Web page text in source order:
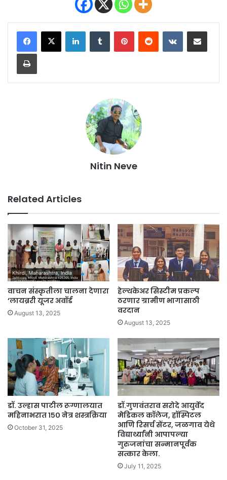
LinkedInTumblr PinterestReddit VKontakteShare via Email
Print
Nitin Neve
Related Articles
वाचन संस्कृतीला चालना देणारा
‘लायब्ररी यूजर अवॉर्ड
August 13, 2025
हेल्थकेअर सिस्टीम प्रकल्प
ठरणार ग्रामीण भागासाठी
वरदान
August 13, 2025
डॉ. उल्हास पाटील रूग्णालयात
महिनाभरात १५० नेत्र शस्त्रक्रिया
October 31, 2025
डॉ.गुणवंतराव सरोदे आयुर्वेद
मेडिकल कॉलेज, हॉस्पिटल
आणि रिसर्च सेंटर, जळगाव येथे
विद्यार्थ्यांनी आपापल्या
गुरुजनांचा सन्मानपूर्वक
सत्कार केला.
July 11, 2025